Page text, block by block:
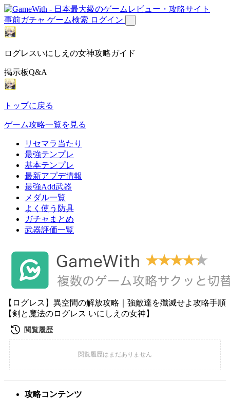
事前ガチャ ゲーム検索 ログイン
ログレスいにしえの女神攻略ガイド
掲示板Q&A
トップに戻る
ゲーム攻略一覧を見る
リセマラ当たり
最強テンプレ
基本テンプレ
最新アプデ情報
最強Add武器
メダル一覧
よく使う防具
ガチャまとめ
武器評価一覧
【ログレス】異空間の解放攻略｜強敵達を殲滅せよ攻略手順
【剣と魔法のログレス いにしえの女神】
攻略コンテンツ